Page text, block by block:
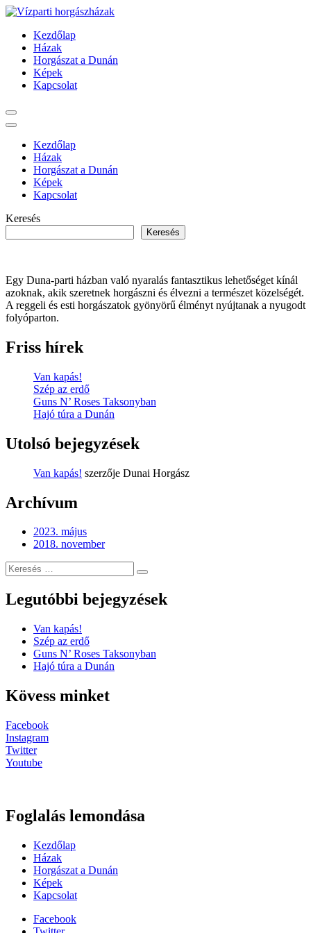
Ugrás
tartalomra
Vízparti horgászházak
Kezdőlap
Házak
Horgászat a Dunán
Képek
Kapcsolat
Kezdőlap
Házak
Horgászat a Dunán
Képek
Kapcsolat
Keresés
Keresés
Egy Duna-parti házban való nyaralás fantasztikus lehetőséget kínál
azoknak, akik szeretnek horgászni és élvezni a természet közelségét.
A reggeli és esti horgászatok gyönyörű élményt nyújtanak a nyugodt
folyóparton.
Friss hírek
Van kapás!
Szép az erdő
Guns N’ Roses Taksonyban
Hajó túra a Dunán
Utolsó bejegyzések
Van kapás! szerzője Dunai Horgász
Archívum
2023. május
2018. november
Keresés
erre:
Keresés
Legutóbbi bejegyzések
Van kapás!
Szép az erdő
Guns N’ Roses Taksonyban
Hajó túra a Dunán
Kövess minket
Facebook
Instagram
Twitter
Youtube
Foglalás lemondása
Kezdőlap
Házak
Horgászat a Dunán
Képek
Kapcsolat
Facebook